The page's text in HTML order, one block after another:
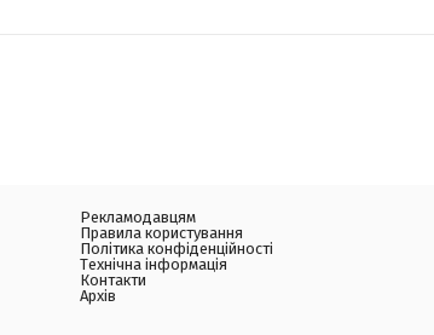
Рекламодавцям
Правила користування
Політика конфіденційності
Технічна інформація
Контакти
Архів